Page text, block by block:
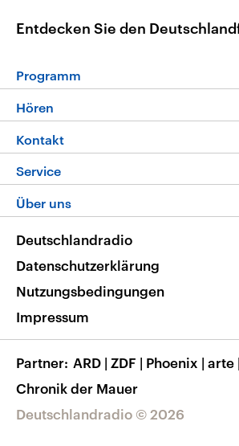
Entdecken Sie den
Programm
Die Nachrichten
Nachrichtenleicht
Neue Beiträge auf dlf.de
Hören
Livestream
Podcasts
Deutschlandfunk App
Nachrichten App
Frequenzen
Kontakt
Hörerservice
Service
FAQ
Veranstaltungen
Musikliste
RSS
Über uns
Barrierefreiheit
Deutschlandradio © 2026
Deutschlandradio
Datenschutzerklärung
Nutzungsbedingungen
Impressum
Partner ARD | ZDF | Phoenix | arte |
Chronik der Mauer